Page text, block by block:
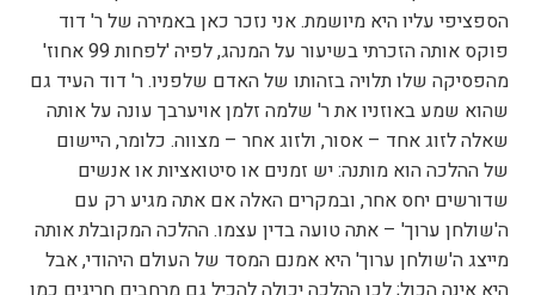
הספציפי עליו היא מיושמת. אני נזכר כאן באמירה של ר' דוד
פוקס אותה הזכרתי בשיעור על המנהג, לפיה 'לפחות 99 אחוז'
מהפסיקה שלו תלויה בזהותו של האדם שלפניו. ר' דוד העיד גם
שהוא שמע באוזניו את ר' שלמה זלמן אויערבך עונה על אותה
שאלה לזוג אחד – אסור, ולזוג אחר – מצווה. כלומר, היישום
של ההלכה הוא מותנה: יש זמנים או סיטואציות או אנשים
שדורשים יחס אחר, ובמקרים האלה אם אתה מגיע רק עם
ה'שולחן ערוך' – אתה טועה בדין עצמו. ההלכה המקובלת אותה
מייצג ה'שולחן ערוך' היא אמנם המסד של העולם היהודי, אבל